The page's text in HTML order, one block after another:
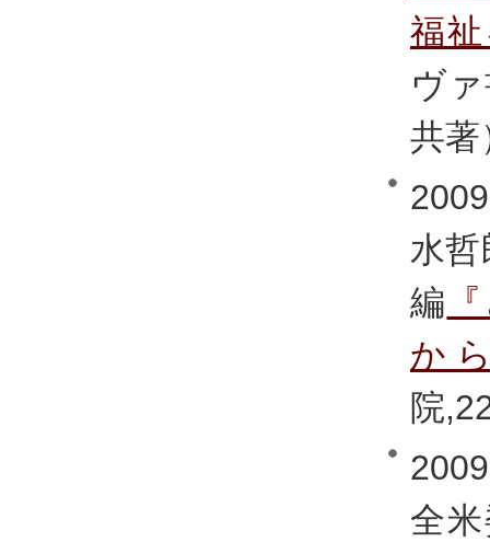
福
ヴ
共著
水
編
か
院
全